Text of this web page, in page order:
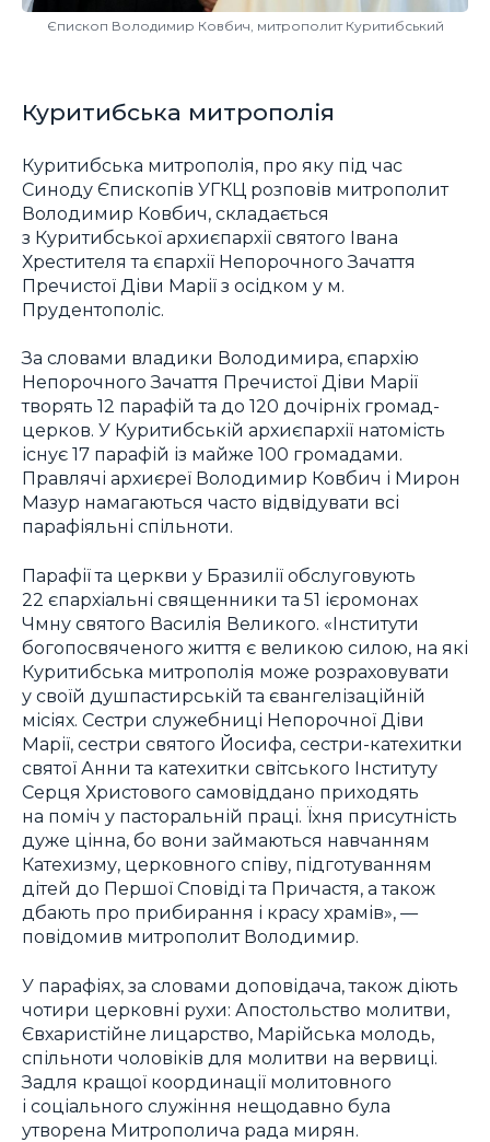
Єпископ Володимир Ковбич, митрополит Куритибський
Куритибська митрополія
Куритибська митрополія, про яку під час
Синоду Єпископів УГКЦ розповів митрополит
Володимир Ковбич, складається
з Куритибської архиєпархії святого Івана
Хрестителя та єпархії Непорочного Зачаття
Пречистої Діви Марії з осідком у м.
Прудентополіс.
За словами владики Володимира, єпархію
Непорочного Зачаття Пречистої Діви Марії
творять 12 парафій та до 120 дочірніх громад-
церков. У Куритибській архиєпархії натомість
існує 17 парафій із майже 100 громадами.
Правлячі архиєреї Володимир Ковбич і Мирон
Мазур намагаються часто відвідувати всі
парафіяльні спільноти.
Парафії та церкви у Бразилії обслуговують
22 єпархіальні священники та 51 ієромонах
Чмну святого Василія Великого. «Інститути
богопосвяченого життя є великою силою, на які
Куритибська митрополія може розраховувати
у своїй душпастирській та євангелізаційній
місіях. Сестри служебниці Непорочної Діви
Марії, сестри святого Йосифа, сестри-катехитки
святої Анни та катехитки світського Інституту
Серця Христового самовіддано приходять
на поміч у пасторальній праці. Їхня присутність
дуже цінна, бо вони займаються навчанням
Катехизму, церковного співу, підготуванням
дітей до Першої Сповіді та Причастя, а також
дбають про прибирання і красу храмів», —
повідомив митрополит Володимир.
У парафіях, за словами доповідача, також діють
чотири церковні рухи: Апостольство молитви,
Євхаристійне лицарство, Марійська молодь,
спільноти чоловіків для молитви на вервиці.
Задля кращої координації молитовного
і соціального служіння нещодавно була
утворена Митрополича рада мирян.